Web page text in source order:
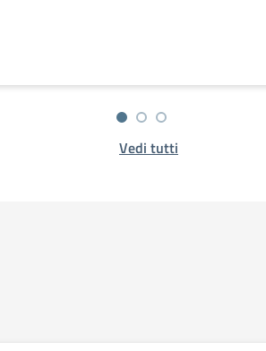
Vedi tutti